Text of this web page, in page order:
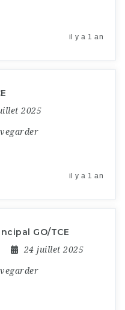
il y a 1 an
2025
il y a 1 an
GO/TCE
24 juillet 2025